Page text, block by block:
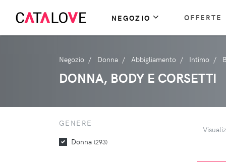
NEGOZIO OFFERTE
Negozio Donna Abbigliamento Intimo
DONNA, BODY E CORSETTI
GENERE
Donna (293)